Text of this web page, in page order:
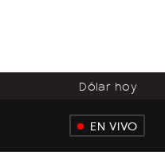
Dólar hoy
EN VIVO